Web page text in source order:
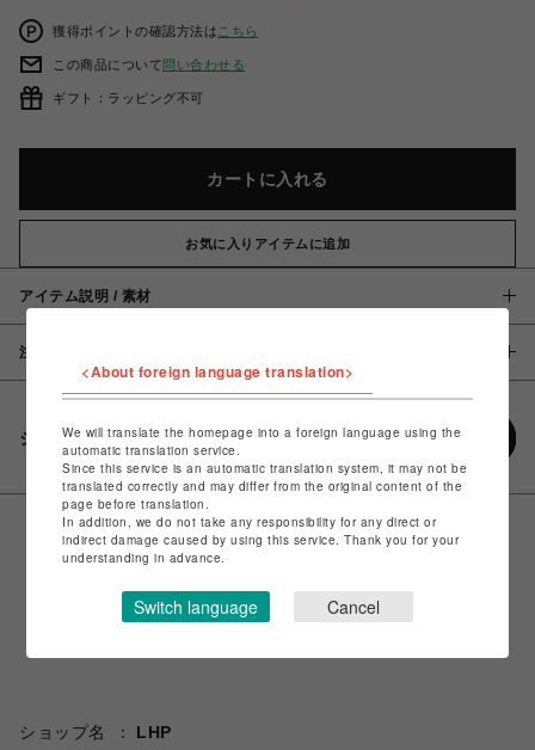
獲得ポイントの確認方法は こちら
この商品について問い合わせる
ギフト：ラッピング不可
カートに入れる
お気に入りアイテムに追加
アイテム説明 / 素材
注意事項
シェアする
ショップ名
LHP
<About foreign language translation>
We will translate the homepage into a foreign language using the
automatic translation service.
Since this service is an automatic translation system, it may not be
translated correctly and may differ from the original content of the
page before translation.
In addition, we do not take any responsibility for any direct or
indirect damage caused by using this service. Thank you for your
understanding in advance.
Switch language Cancel